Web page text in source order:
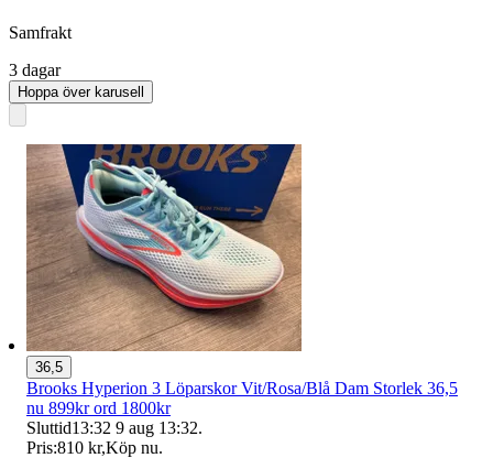
Samfrakt
3 dagar
Hoppa över karusell
36,5
Brooks Hyperion 3 Löparskor Vit/Rosa/Blå Dam Storlek 36,5
nu 899kr ord 1800kr
Sluttid13:32 9 aug 13:32.
Pris:810 kr,Köp nu.